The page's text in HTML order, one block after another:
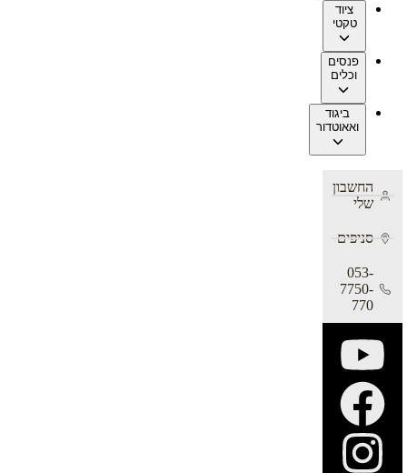
ציוד
טקטי
פנסים
וכלים
ביגוד
ואאוטדור
החשבון
שלי
סניפים
053-
7750-
770